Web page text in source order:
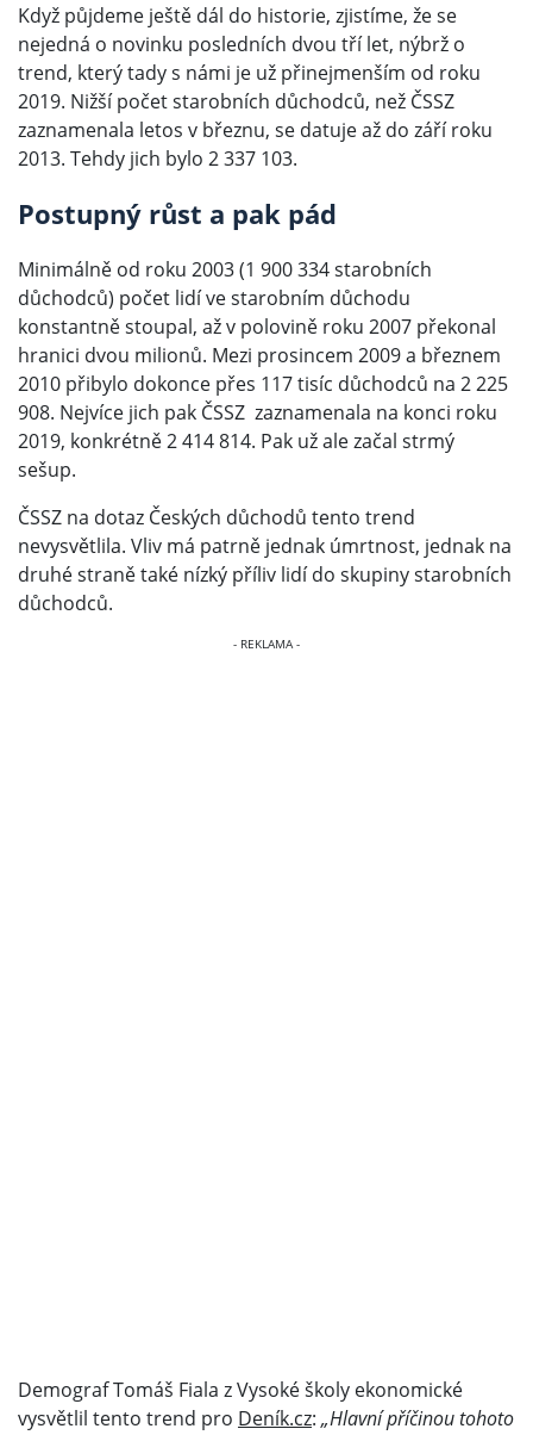
Když půjdeme ještě dál do historie, zjistíme, že se
nejedná o novinku posledních dvou tří let, nýbrž o
trend, který tady s námi je už přinejmenším od roku
2019. Nižší počet starobních důchodců, než ČSSZ
zaznamenala letos v březnu, se datuje až do září roku
2013. Tehdy jich bylo 2 337 103.
Postupný růst a pak pád
Minimálně od roku 2003 (1 900 334 starobních
důchodců) počet lidí ve starobním důchodu
konstantně stoupal, až v polovině roku 2007 překonal
hranici dvou milionů. Mezi prosincem 2009 a březnem
2010 přibylo dokonce přes 117 tisíc důchodců na 2 225
908. Nejvíce jich pak ČSSZ zaznamenala na konci roku
2019, konkrétně 2 414 814. Pak už ale začal strmý
sešup.
ČSSZ na dotaz Českých důchodů tento trend
nevysvětlila. Vliv má patrně jednak úmrtnost, jednak na
druhé straně také nízký příliv lidí do skupiny starobních
důchodců.
Demograf Tomáš Fiala z Vysoké školy ekonomické
vysvětlil tento trend pro Deník.cz:„Hlavní příčinou tohoto